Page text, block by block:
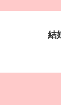
結